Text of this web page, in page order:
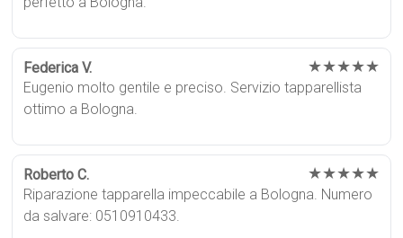
Federica V. ★★★★★
Eugenio molto gentile e preciso. Servizio tapparellista
ottimo a Bologna.
Roberto C. ★★★★★
Riparazione tapparella impeccabile a Bologna. Numero
da salvare: 0510910433.